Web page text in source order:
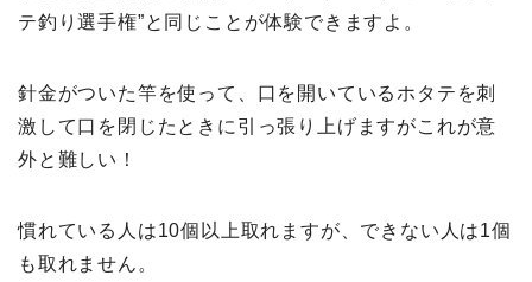
テ釣り選手権”と同じことが体験できますよ。
針金がついた竿を使って、口を開いているホタテを刺
激して口を閉じたときに引っ張り上げますがこれが意
外と難しい！
慣れている人は10個以上取れますが、できない人は1個
も取れません。